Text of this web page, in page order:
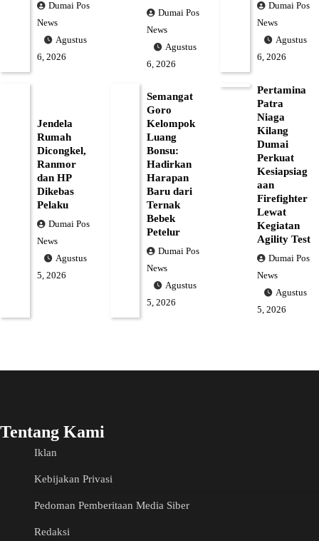
Dumai Pos
News
Agustus
6, 2026
Dumai Pos
News
Agustus
6, 2026
Dumai Pos
News
Agustus
6, 2026
Jendela
Rumah
Dicongkel,
Ranmor
dan HP
Dikebas
Pelaku
Dumai Pos
News
Agustus
5, 2026
Semangat
Goro
Kelompok
Luang
Bonsu:
Hadirkan
Harapan
Baru dari
Ternak
Bebek
Petelur
Dumai Pos
News
Agustus
5, 2026
Pertamina
Patra
Niaga
Kilang
Dumai
Perkuat
Kesiapsiag
aan
Firefighter
Lewat
Kegiatan
Agility Test
Dumai Pos
News
Agustus
5, 2026
Tentang Kami
Iklan
Kebijakan Privasi
Pedoman Pemberitaan Media Siber
Redaksi